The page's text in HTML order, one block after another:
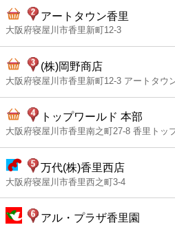
アートタウン香里
大阪府寝屋川市香里新町12-3
(株)岡野商店
大阪府寝屋川市香里新町12-3 アートタウ
トップワールド 本部
大阪府寝屋川市香里南之町27-8 香里トッ
万代(株)香里西店
大阪府寝屋川市香里西之町3-4
アル・プラザ香里園